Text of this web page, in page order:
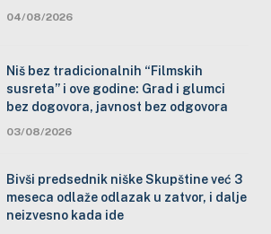
04/08/2026
Niš bez tradicionalnih “Filmskih
susreta” i ove godine: Grad i glumci
bez dogovora, javnost bez odgovora
03/08/2026
Bivši predsednik niške Skupštine već 3
meseca odlaže odlazak u zatvor, i dalje
neizvesno kada ide